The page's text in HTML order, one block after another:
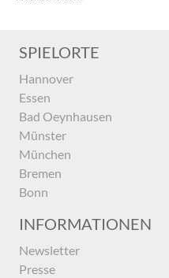
SPIELORTE
Hannover
Essen
Bad Oeynhausen
Münster
München
Bremen
Bonn
INFORMATIONEN
Newsletter
Presse